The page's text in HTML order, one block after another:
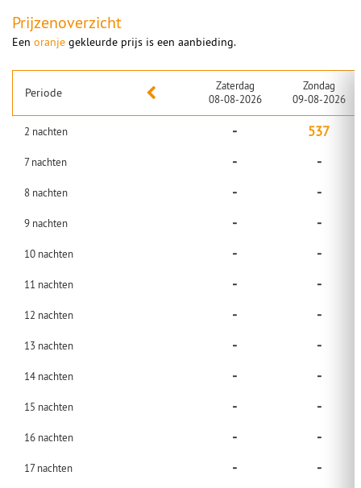
Prijzenoverzicht
Een oranje gekleurde prijs is een aanbieding.
Periode
Zaterdag
08-08-2026
Zondag
09-08-2026
2 nachten - 537
7nachten - -
8 nachten - -
9 nachten - -
10 nachten - -
11 nachten - -
12 nachten - -
13 nachten - -
14 nachten - -
15 nachten - -
16 nachten - -
17nachten - -